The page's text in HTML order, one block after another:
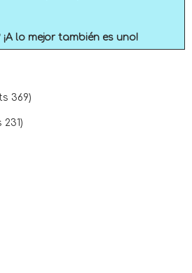
¡A lo mejor también es uno!
369)
231)